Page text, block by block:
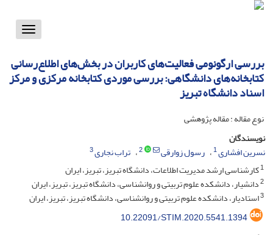
Toggle
بررسی ارگونومی فعالیت‌های کاربران در بخش‌های اطلاع‌رسانی
کتابخانه‌های دانشگاهی: بررسی موردی کتابخانه مرکزی و مرکز
اسناد دانشگاه تبریز
نوع مقاله : مقاله پژوهشی
نویسندگان
نسرین افشاری1 رسول زوارقی 2 تراب نجاری3
1کارشناسی ارشد مدیریت اطلاعات، دانشگاه تبریز، تبریز، ایران
2دانشیار، دانشکده علوم تربیتی و روانشناسی، دانشگاه تبریز، تبریز، ایران
3استادیار، دانشکده علوم تربیتی و روانشناسی، دانشگاه تبریز، تبریز، ایران
10.22091/STIM.2020.5541.1394